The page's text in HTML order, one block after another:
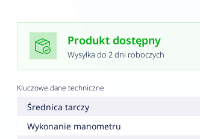
Produkt dostępny
Wysyłka do 2 dni roboczych
Kluczowe dane techniczne
Średnica tarczy
Wykonanie manometru